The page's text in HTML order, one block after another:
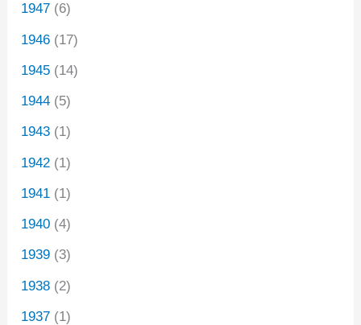
1947 (6)
1946 (17)
1945 (14)
1944 (5)
1943 (1)
1942 (1)
1941 (1)
1940 (4)
1939 (3)
1938 (2)
1937 (1)